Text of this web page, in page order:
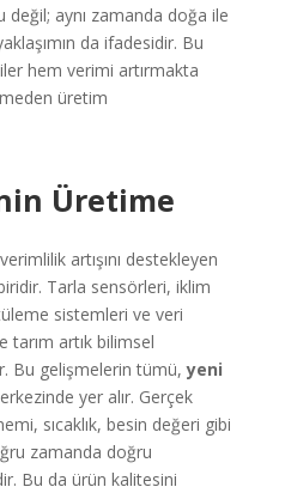
aynı zamanda doğa ile
da ifadesidir. Bu
hem verimi artırmakta
üretim
Üretime
artışını destekleyen
Tarla sensörleri, iklim
sistemleri ve veri
tarım artık bilimsel
Bu gelişmelerin tümü,yeni
yer alır. Gerçek
sıcaklık, besin değeri gibi
zamanda doğru
Bu da ürün kalitesini